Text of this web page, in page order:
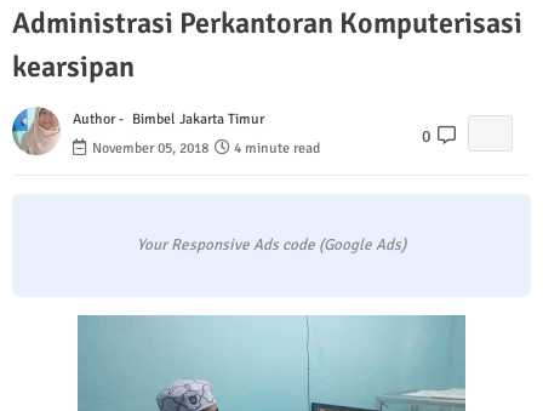
Administrasi Perkantoran Komputerisasi
kearsipan
Author - Bimbel Jakarta Timur
November 05, 2018
4 minute read
0
Your Responsive Ads code (Google Ads)